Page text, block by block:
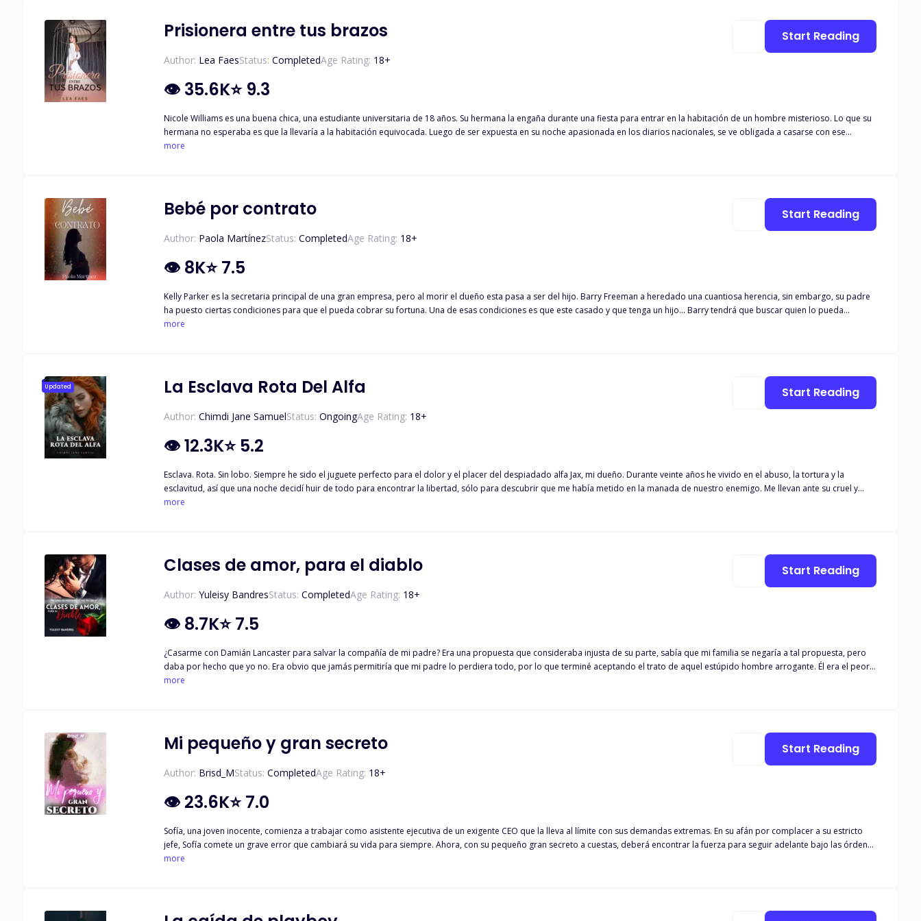
Prisionera entre tus brazos
Author: Lea FaesStatus: CompletedAge Rating: 18+
👁 35.6K⭐ 9.3
Nicole Williams es una buena chica, una estudiante universitaria de 18 años. Su hermana la engaña durante una fiesta para entrar en la habitación de un hombre misterioso. Lo que su
hermana no esperaba es que la llevaría a la habitación equivocada. Luego de ser expuesta en su noche apasionada en los diarios nacionales, se ve obligada a casarse con ese
hombre, quien la hará sufrir inimaginablemente. Bruno Leone es un director ejecutivo multimillonario, un hombre atractivo de poco más de 30 años. Después de ser traicionado por
more
Start Reading
Bebé por contrato
Author: Paola MartínezStatus: CompletedAge Rating: 18+
👁 8K⭐7.5
Kelly Parker es la secretaria principal de una gran empresa, pero al morir el dueño esta pasa a ser del hijo. Barry Freeman a heredado una cuantiosa herencia, sin embargo, su padre
ha puesto ciertas condiciones para que el pueda cobrar su fortuna. Una de esas condiciones es que este casado y que tenga un hijo... Barry tendrá que buscar quien lo pueda
ayudar...
more
Start Reading
Updated La Esclava Rota Del Alfa
Author: Chimdi Jane SamuelStatus: OngoingAge Rating: 18+
👁12.3K⭐5.2
Esclava. Rota. Sin lobo. Siempre he sido el juguete perfecto para el dolor y el placer del despiadado alfa Jax, mi dueño. Durante veinte años he vivido en el abuso, la tortura y la
esclavitud, así que una noche decidí huir de todo para encontrar la libertad, sólo para descubrir que me había metido en la manada de nuestro enemigo. Me llevan ante su cruel y
despiadado Alfa Ares, que no me reconoce como esclava de Jax, así que pensé que era libre, pero la única forma de que me deje seguir en su manada es ser esclava una vez más. Su
more
Start Reading
Clases de amor, para el diablo
Author: Yuleisy BandresStatus: CompletedAge Rating: 18+
👁 8.7K⭐7.5
¿Casarme con Damián Lancaster para salvar la compañía de mi padre? Era una propuesta que consideraba injusta de su parte, sabía que mi familia se negaría a tal propuesta, pero
daba por hecho que yo no. Era obvio que jamás permitiría que mi padre lo perdiera todo, por lo que terminé aceptando el trato de aquel estúpido hombre arrogante. Él era el peor
de todos, el hombre más basto y poco romántico que podía existir en la tierra. Se suponía que yo debía odiarlo con mi vida por lo que nos había hecho a todos, pero al contrario de
more
Start Reading
Mi pequeño y gran secreto
Author: Brisd_MStatus: CompletedAge Rating: 18+
👁 23.6K⭐7.0
Sofía, una joven inocente, comienza a trabajar como asistente ejecutiva de un exigente CEO que la lleva al límite con sus demandas extremas. En su afán por complacer a su estricto
jefe, Sofía comete un grave error que cambiará su vida para siempre. Ahora, con su pequeño gran secreto a cuestas, deberá encontrar la fuerza para seguir adelante bajo las órdenes
de este implacable jefe. Cada día se convierte en una prueba agotadora para ocultar la verdad y cumplir con las expectativas, mientras el CEO sigue presionando sin piedad. Sofía se
more
Start Reading